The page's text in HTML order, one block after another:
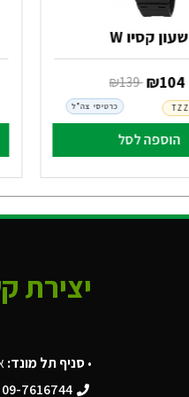
שעון קסיו W
‏ ₪
139 ‏ ₪
104
הוספה לסל
כרטיסי צה"ל
יצירת
•סניף תל מונד:
09-7616744